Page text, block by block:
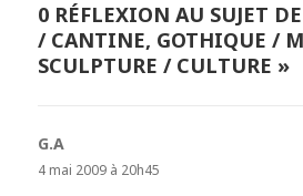
0 RÉFLEXION AU SUJET
/ CANTINE, GOTHIQUE /
SCULPTURE / CULTURE »
G.A
4 mai 2009 à 20h45